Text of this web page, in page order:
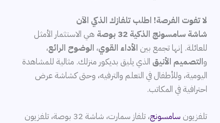
لا تفوت الفرصة! اطلب تلفازك الذكي الآن
شاشة سامسونج الذكية 32 بوصة
هي الاستثمار الأمثل
للعائلة. إنها تجمع بين الأداء القوي، الوضوح الرائع،
والتصميم الأنيق الذي يليق بديكور منزلك. مثالية للمشاهدة
اليومية، وللأطفال في التعلم والترفيه، وحتى كشاشة عرض
احترافية في المكاتب.
تلفزيون سامسونج
، تلفاز سمارت، شاشة 32 بوصة، تلفزيون